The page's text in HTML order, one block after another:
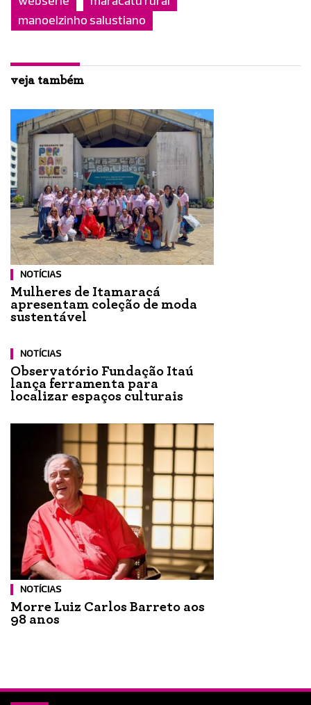
manoelzinho salustiano
veja também
NOTÍCIAS
Mulheres de Itamaracá
apresentam coleção de moda
sustentável
NOTÍCIAS
Observatório Fundação Itaú
lança ferramenta para
localizar espaços culturais
NOTÍCIAS
Morre Luiz Carlos Barreto aos
98 anos